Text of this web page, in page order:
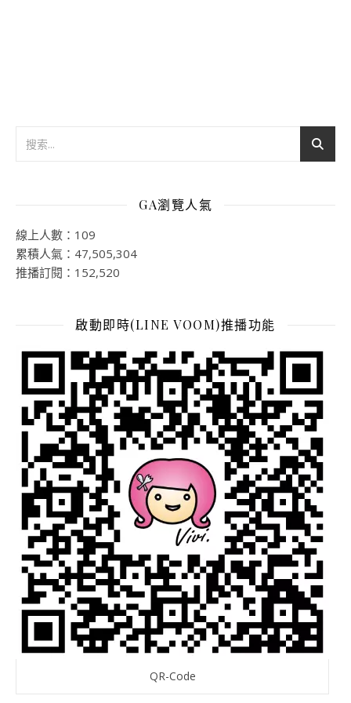
GA瀏覽人氣
線上人數：109
累積人氣：47,505,304
推播訂閱：152,520
啟動即時(LINE VOOM)推播功能
QR-Code